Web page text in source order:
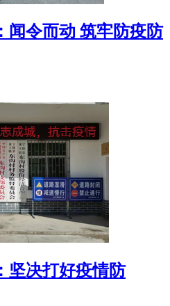
闻令而动 筑牢防疫防
坚决打好疫情防